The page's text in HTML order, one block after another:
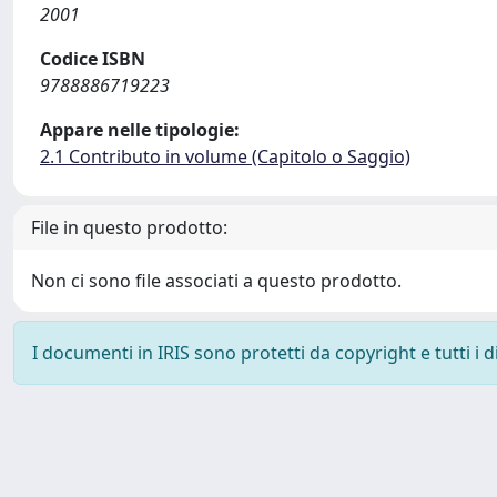
2001
Codice ISBN
9788886719223
Appare nelle tipologie:
2.1 Contributo in volume (Capitolo o Saggio)
File in questo prodotto:
Non ci sono file associati a questo prodotto.
I documenti in IRIS sono protetti da copyright e tutti i